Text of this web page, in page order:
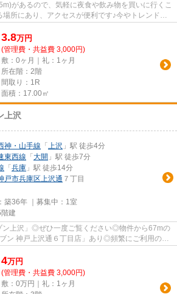
があるので、気軽に夜食や飲み物を買いに行くこ
場所にあり、アクセスが便利です♪今やトレンドに
3.8万円
(管理費・共益費 3,000円)
敷：0ヶ月｜礼：1ヶ月
所在階：2階
間取り：1R
面積：17.00㎡
上沢
神・山手線 「 上沢 」駅 徒歩4分
東西線 「 大開 」駅 徒歩7分
「 兵庫 」駅 徒歩14分
戸市兵庫区上沢通 ７丁目
築36年 ｜募集中： 1室
建
ン上沢」◎ぜひ一度ご覧ください◎物件から67mの
ン 神戸上沢通６丁目店」あり◎頻繁にご利用の駅
4万円
(管理費・共益費 3,000円)
敷：0万円｜礼：1ヶ月